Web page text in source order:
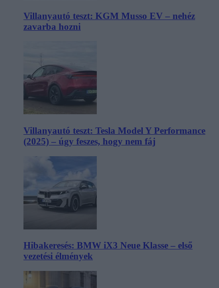
Villanyautó teszt: KGM Musso EV – nehéz
zavarba hozni
Villanyautó teszt: Tesla Model Y Performance
(2025) – úgy feszes, hogy nem fáj
Hibakeresés: BMW iX3 Neue Klasse – első
vezetési élmények